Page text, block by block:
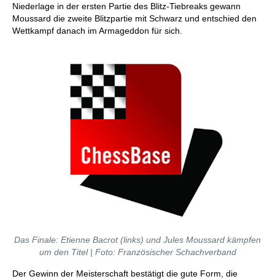
Niederlage in der ersten Partie des Blitz-Tiebreaks gewann
Moussard die zweite Blitzpartie mit Schwarz und entschied den
Wettkampf danach im Armageddon für sich.
Das Finale: Etienne Bacrot (links) und Jules Moussard kämpfen
um den Titel | Foto: Französischer Schachverband
Der Gewinn der Meisterschaft bestätigt die gute Form, die